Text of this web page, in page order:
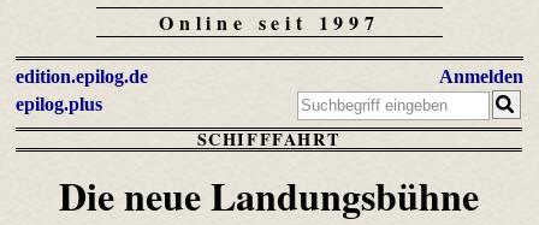
Online seit 1997
edition.epilog.de
epilog.plus
Anmelden
SCHIFFFAHRT
Die neue Landungsbühne